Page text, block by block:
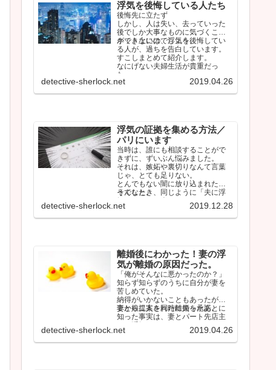
浮気を後悔している人たち
後悔先に立たず
しかし、人は失い、去っていった
後でしか大事なものに気づくこと
ができないのでしょう。
ネット上には、浮気を後悔してい
る人が、過ちを告白しています。
すこしまとめて紹介します。
なにげない夫婦生活が貴重だっ
た…
detective-sherlock.net 2019.04.26
浮気の証拠を集める方法／
パリにいます
当時は、誰にも相談することがで
きずに、ずいぶん悩みました。
それは、嫉妬や裏切りなんて言葉
じゃ、とても足りない。
とんでもない闇に放り込まれたよ
うでした。
そんなとき、同じように「夫に浮
気されている人」のタイムライン
をみて、少…
detective-sherlock.net 2019.12.28
離婚後にわかった！妻の浮
気が離婚の原因だった。
「俺がそんなに悪かったのか？」
知らず知らずのうちに自分が妻を
苦しめていた。
納得がいかないこともあったが、
妻から提案された離婚を承諾。
妻と娘二人を同時に失ったあとに
知った事実は、妻とパート先店主
…
detective-sherlock.net 2019.04.26